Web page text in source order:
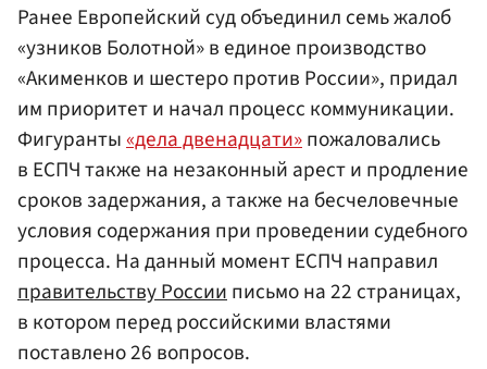
Ранее Европейский суд объединил семь жалоб
«узников Болотной» в единое производство
«Акименков и шестеро против России», придал
им приоритет и начал процесс коммуникации.
Фигуранты«дела двенадцати»пожаловались
в ЕСПЧ также на незаконный арест и продление
сроков задержания, а также на бесчеловечные
условия содержания при проведении судебного
процесса. На данный момент ЕСПЧ направил
правительству Россииписьмо на 22 страницах,
в котором перед российскими властями
поставлено 26 вопросов.